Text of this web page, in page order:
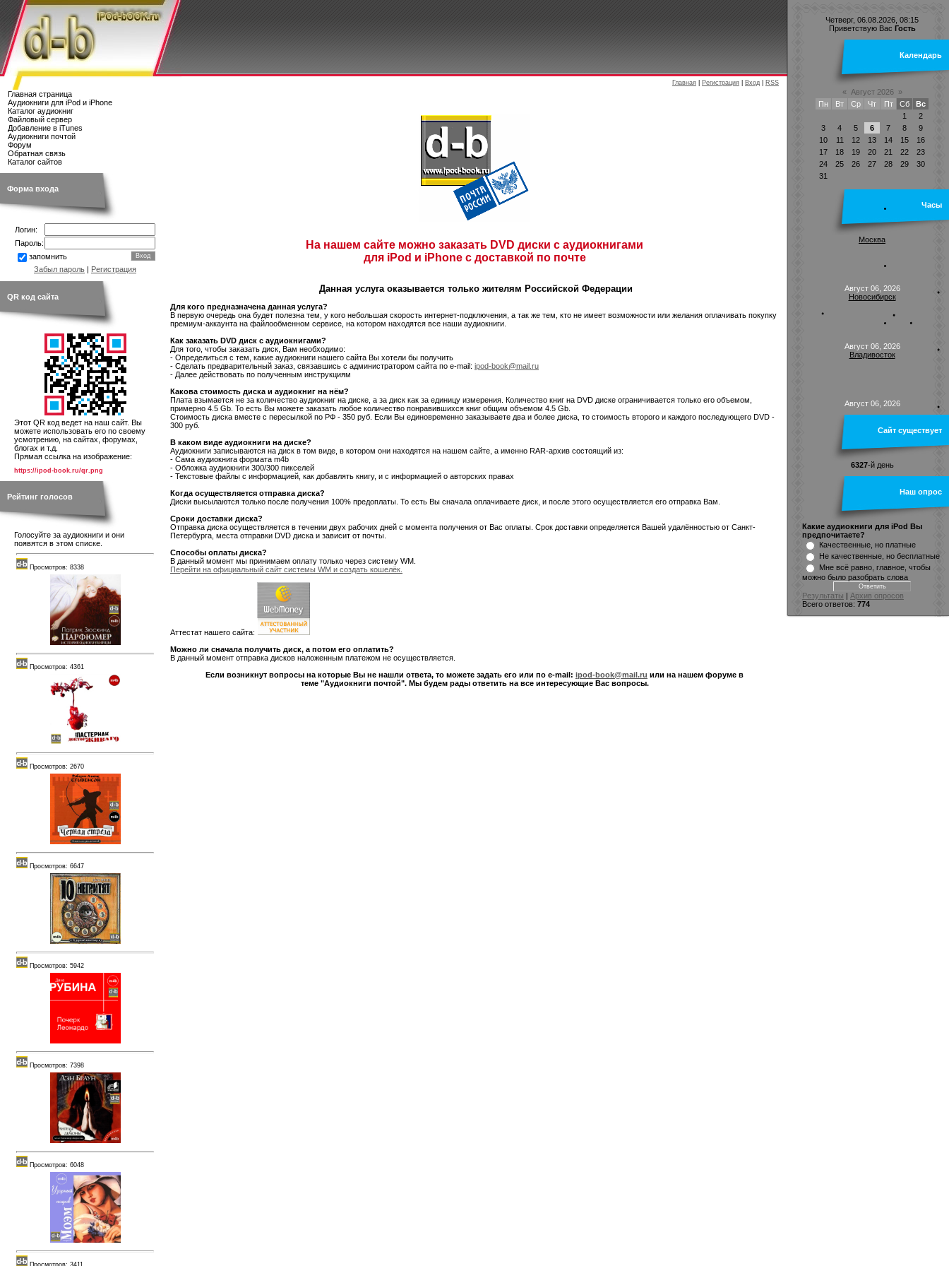
Главная Регистрация Вход RSS
Главная страница
Аудиокниги для iPod и iPhone
Каталог аудиокниг
Файловый сервер
Добавление в iTunes
Аудиокниги почтой
Форум
Обратная связь
Каталог сайтов
Форма входа
Логин:
Пароль:
запомнить
Забыл пароль | Регистрация
QR код сайта
Этот QR код ведет на наш сайт. Вы
можете использовать его по своему
усмотрению, на сайтах, форумах,
блогах и т.д.
Прямая ссылка на изображение:
https://ipod-book.ru/qr.png
Рейтинг голосов
Голосуйте за аудиокниги и они
появятся в этом списке.
Просмотров: 8338
Просмотров: 4361
Просмотров: 2670
Просмотров: 6647
Просмотров: 5942
Просмотров: 7398
Просмотров: 6048
На нашем сайте можно заказать DVD диски с аудиокнигами
для iPod и iPhone с доставкой по почте
Данная услуга оказывается только жителям Российской Федерации
Для кого предназначена данная услуга?
В первую очередь она будет полезна тем, у кого небольшая скорость интернет-подключения, а так же тем, кто не имеет возможности или желания оплачивать покупку
премиум-аккаунта на файлообменном сервисе, на котором находятся все наши аудиокниги.
Как заказать DVD диск с аудиокнигами?
Для того, чтобы заказать диск, Вам необходимо:
- Определиться с тем, какие аудиокниги нашего сайта Вы хотели бы получить
- Сделать предварительный заказ, связавшись с администратором сайта по e-mail: ipod-book@mail.ru
- Далее действовать по полученным инструкциям
Какова стоимость диска и аудиокниг на нём?
Плата взымается не за количество аудиокниг на диске, а за диск как за единицу измерения. Количество книг на DVD диске ограничивается только его объемом,
примерно 4.5 Gb. То есть Вы можете заказать любое количество понравившихся книг общим объемом 4.5 Gb.
Стоимость диска вместе с пересылкой по РФ - 350 руб. Если Вы единовременно заказываете два и более диска, то стоимость второго и каждого последующего DVD -
300 руб.
В каком виде аудиокниги на диске?
Аудиокниги записываются на диск в том виде, в котором они находятся на нашем сайте, а именно RAR-архив состоящий из:
- Сама аудиокнига формата m4b
- Обложка аудиокниги 300/300 пикселей
- Текстовые файлы с информацией, как добавлять книгу, и с информацией о авторских правах
Когда осуществляется отправка диска?
Диски высылаются только после получения 100% предоплаты. То есть Вы сначала оплачиваете диск, и после этого осуществляется его отправка Вам.
Сроки доставки диска?
Отправка диска осуществляется в течении двух рабочих дней с момента получения от Вас оплаты. Срок доставки определяется Вашей удалённостью от Санкт-
Петербурга, места отправки DVD диска и зависит от почты.
Способы оплаты диска?
В данный момент мы принимаем оплату только через систему WM.
Перейти на официальный сайт системы WM и создать кошелёк.
Аттестат нашего сайта:
Можно ли сначала получить диск, а потом его оплатить?
В данный момент отправка дисков наложенным платежом не осуществляется.
Если возникнут вопросы на которые Вы не нашли ответа, то можете задать его или по e-mail: ipod-book@mail.ru или на нашем форуме в
теме "Аудиокниги почтой". Мы будем рады ответить на все интересующие Вас вопросы.
Четверг, 06.08.2026, 08:15
Приветствую Вас Гость
Календарь
« Август 2026
»
Пн
Вт Ср Чт Пт Сб
Вс
1
2
3
4 5 6 7 8
9
10
11 12 13 14 15
16
17
18 19 20 21 22
23
24
25 26 27 28 29
30
31
Часы
Москва
Август 06, 2026
Новосибирск
Август 06, 2026
Владивосток
Август 06, 2026
Сайт существует
6327-й день
Наш опрос
Какие аудиокниги для iPod Вы
предпочитаете?
Качественные, но платные
Не качественные, но бесплатные
Мне всё равно, главное, чтобы
можно было разобрать слова
Результаты | Архив опросов
Всего ответов: 774